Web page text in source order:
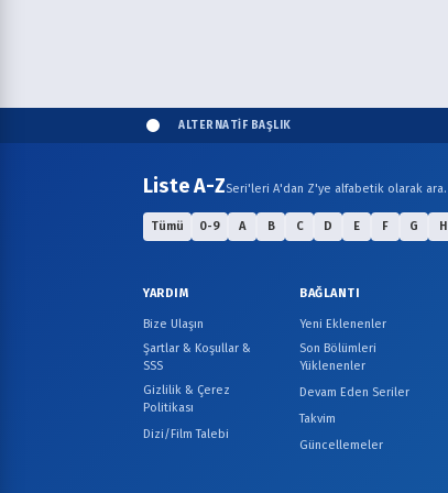
ALTERNATİF BAŞLIK
Liste A-ZSeri'leri A'dan Z'ye alfabetik olarak ara.
Tümü 0-9 A B C D E F G H
YARDIM
Bize Ulaşın
Şartlar & Koşullar &
SSS
Gizlilik & Çerez
Politikası
Dizi/Film Talebi
BAĞLANTI
Yeni Eklenenler
Son Bölümleri
Yüklenenler
Devam Eden Seriler
Takvim
Güncellemeler